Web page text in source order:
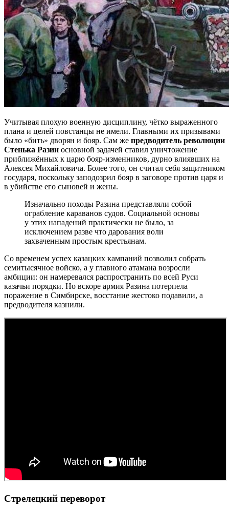
Учитывая плохую военную дисциплину, чётко выраженного
плана и целей повстанцы не имели. Главными их призывами
было «бить» дворян и бояр. Сам же предводитель революции
Стенька Разин основной задачей ставил уничтожение
приближённых к царю бояр-изменников, дурно влиявших на
Алексея Михайловича. Более того, он считал себя защитником
государя, поскольку заподозрил бояр в заговоре против царя и
в убийстве его сыновей и жены.
Изначально походы Разина представляли собой
ограбление караванов судов. Социальной основы
у этих нападений практически не было, за
исключением разве что дарования воли
захваченным простым крестьянам.
Со временем успех казацких кампаний позволил собрать
семитысячное войско, а у главного атамана возросли
амбиции: он намеревался распространить по всей Руси
казачьи порядки. Но вскоре армия Разина потерпела
поражение в Симбирске, восстание жестоко подавили, а
предводителя казнили.
Стрелецкий переворот